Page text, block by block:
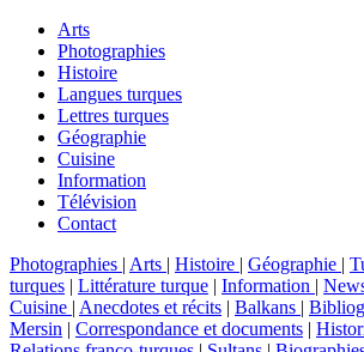
Arts
Photographies
Histoire
Langues turques
Lettres turques
Géographie
Cuisine
Information
Télévision
Contact
Photographies | Arts | Histoire | Géographie |
turques | Littérature turque | Information |
Cuisine | Anecdotes et récits | Balkans |
Mersin | Correspondance et documents |